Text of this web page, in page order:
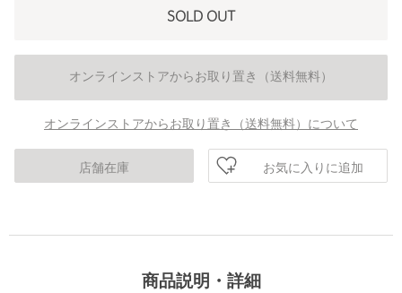
SOLD OUT
オンラインストアからお取り置き（送料無料）
オンラインストアからお取り置き（送料無料）について
店舗在庫 お気に入りに追加
商品説明・詳細